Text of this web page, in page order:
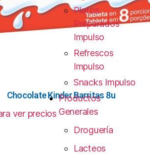
Chocolate Kinder Barritas 8u
ver precios
Platos
Preparados
Impulso
Refrescos
Impulso
Snacks Impulso
Productos
Generales
Droguería
Lacteos